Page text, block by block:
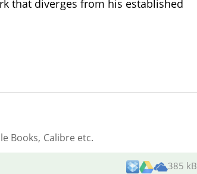
that diverges from his established
Books, Calibre etc.
385 kB